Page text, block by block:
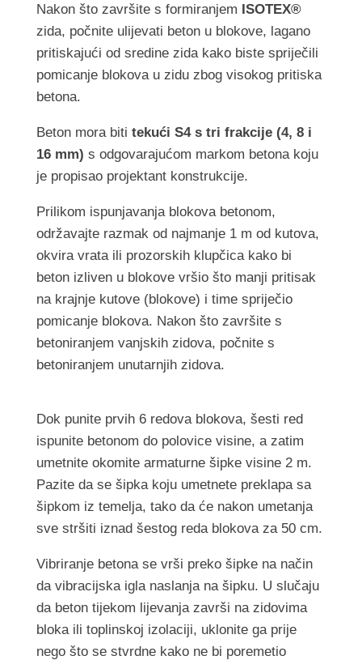
Nakon što završite s formiranjem ISOTEX®
zida, počnite ulijevati beton u blokove, lagano
pritiskajući od sredine zida kako biste spriječili
pomicanje blokova u zidu zbog visokog pritiska
betona.
Beton mora biti tekući S4 s tri frakcije (4, 8 i
16 mm) s odgovarajućom markom betona koju
je propisao projektant konstrukcije.
Prilikom ispunjavanja blokova betonom,
održavajte razmak od najmanje 1 m od kutova,
okvira vrata ili prozorskih klupčica kako bi
beton izliven u blokove vršio što manji pritisak
na krajnje kutove (blokove) i time spriječio
pomicanje blokova. Nakon što završite s
betoniranjem vanjskih zidova, počnite s
betoniranjem unutarnjih zidova.
Dok punite prvih 6 redova blokova, šesti red
ispunite betonom do polovice visine, a zatim
umetnite okomite armaturne šipke visine 2 m.
Pazite da se šipka koju umetnete preklapa sa
šipkom iz temelja, tako da će nakon umetanja
sve stršiti iznad šestog reda blokova za 50 cm.
Vibriranje betona se vrši preko šipke na način
da vibracijska igla naslanja na šipku. U slučaju
da beton tijekom lijevanja završi na zidovima
bloka ili toplinskoj izolaciji, uklonite ga prije
nego što se stvrdne kako ne bi poremetio